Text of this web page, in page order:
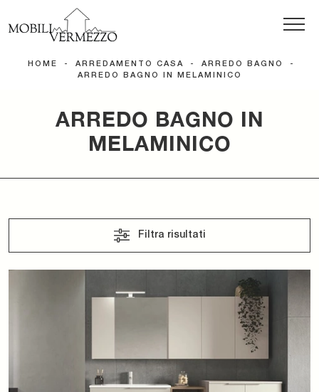
HOME - ARREDAMENTO CASA - ARREDO BAGNO
-
ARREDO BAGNO IN MELAMINICO
ARREDO BAGNO IN
MELAMINICO
Filtra risultati